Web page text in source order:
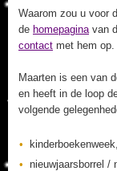
Waarom zou u voor
de homepaginavan
contact met hem op.
Maarten is een van
en heeft in de loop
volgende
kinderboekenweek,
nieuwjaarsborrel /